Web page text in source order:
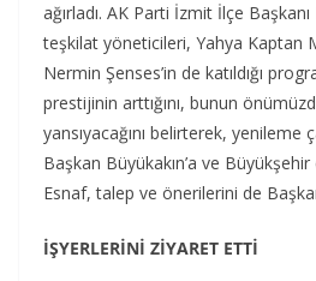
ağırladı. AK Parti İzmit İlçe
teşkilat yöneticileri, Yahya Kaptan
Nermin Şenses’in de katıldığı
prestijinin arttığını, bunun
yansıyacağını belirterek, yenileme
Başkan Büyükakın’a ve
Esnaf, talep ve önerilerini de
İŞYERLERİNİ ZİYARET ETTİ